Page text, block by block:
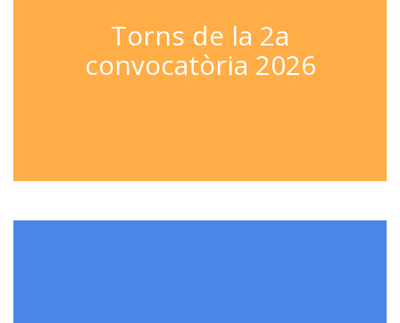
Torns de la 2a
convocatòria 2026